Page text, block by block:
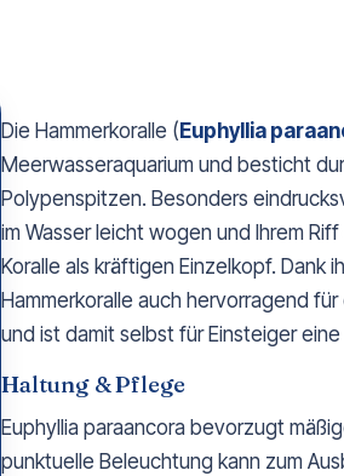
Die Hammerkoralle ( Euphyllia
Meerwasseraquarium und besticht
Polypenspitzen. Besonders
im Wasser leicht wogen und Ihrem
Koralle als kräftigen Einzelkopf. Dank
Hammerkoralle auch hervorragend
und ist damit selbst für Einsteiger eine
Haltung & Pflege
Euphyllia paraancora bevorzugt
punktuelle Beleuchtung kann zum